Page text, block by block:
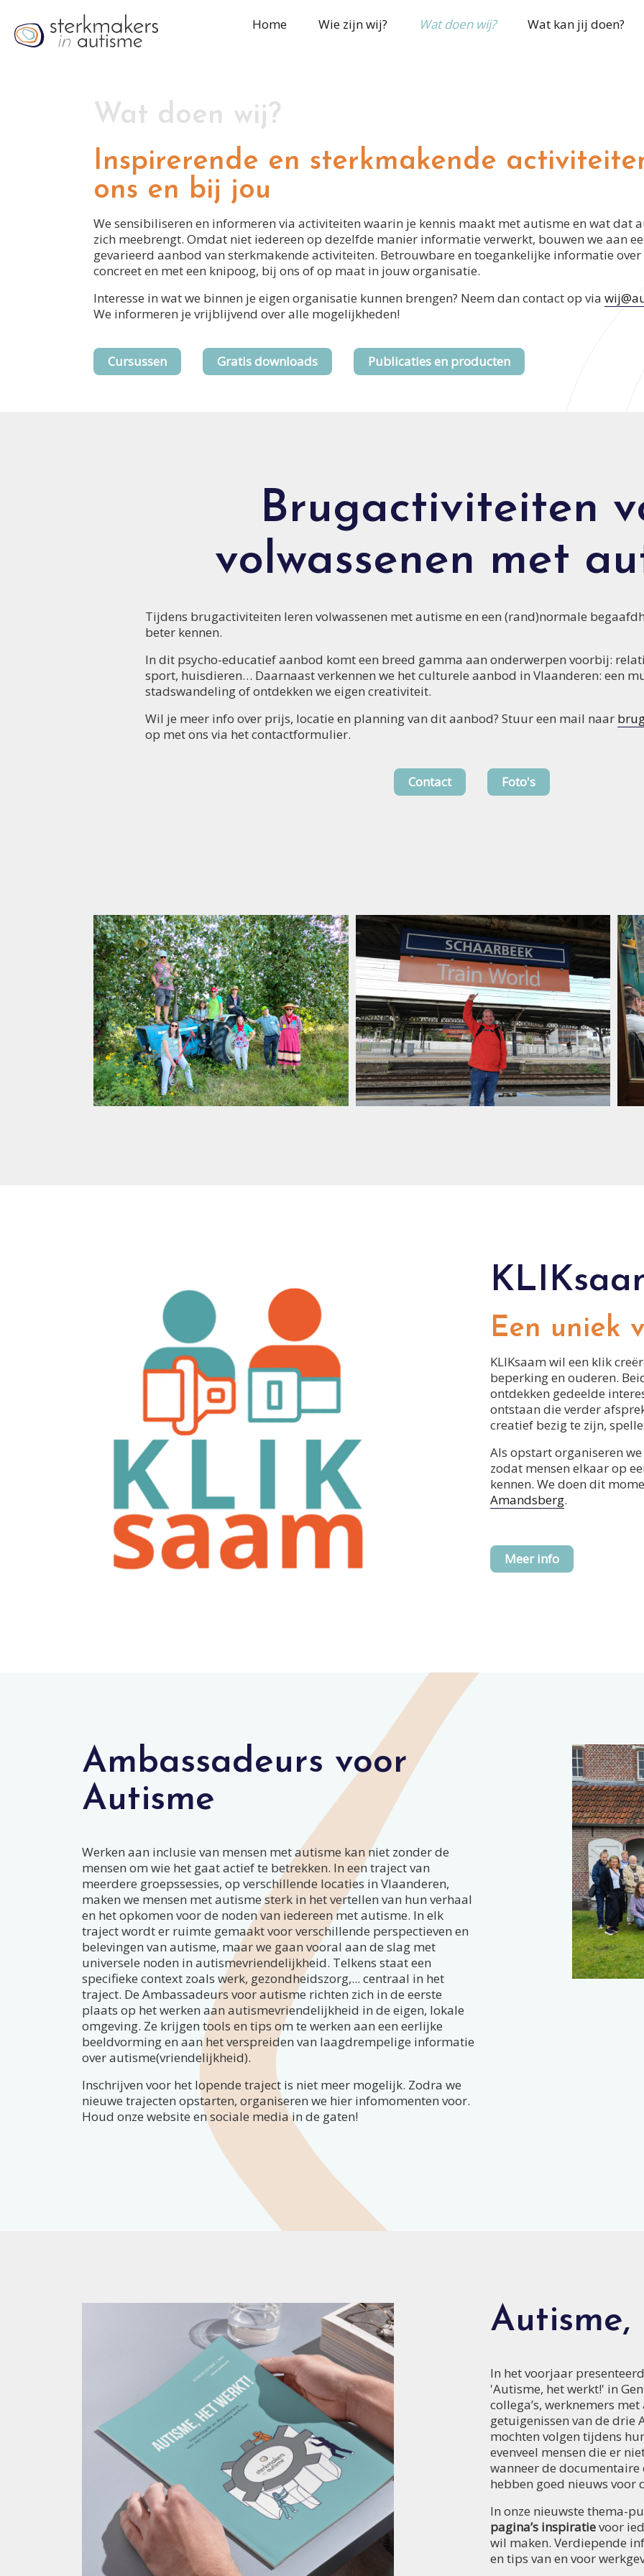
Home Wie zijn wij? Wat doen wij? Wat kan jij doen?
Wat doen wij?
Inspirerende en sterkmakende
ons en bij jou
We sensibiliseren en informeren via activiteiten waarin je kennis maakt met autisme en wat dat
zich meebrengt. Omdat niet iedereen op dezelfde manier informatie verwerkt, bouwen we aan
gevarieerd aanbod van sterkmakende activiteiten. Betrouwbare en toegankelijke informatie
concreet en met een knipoog, bij ons of op maat in jouw organisatie.
Interesse in wat we binnen je eigen organisatie kunnen brengen? Neem dan contact op via
We informeren je vrijblijvend over alle mogelijkheden!
Cursussen Gratis downloads Publicaties en producten
Brugactiviteiten
volwassenen met
Tijdens brugactiviteiten leren volwassenen met autisme en een (rand)normale
beter kennen.
In dit psycho-educatief aanbod komt een breed gamma aan onderwerpen voorbij:
sport, huisdieren… Daarnaast verkennen we het culturele aanbod in Vlaanderen: een
stadswandeling of ontdekken we eigen creativiteit.
Wil je meer info over prijs, locatie en planning van dit aanbod? Stuur een mail naar
op met ons via het contactformulier.
Contact Foto's
Een uniek
KLIKsaam wil een klik
beperking en ouderen.
ontdekken gedeelde
ontstaan die verder
creatief bezig te zijn,
Als opstart organiseren
zodat mensen elkaar op
kennen. We doen dit
Amandsberg.
Meer info
Ambassadeurs voor
Autisme
Werken aan inclusie van mensen met autisme kan niet zonder de
mensen om wie het gaat actief te betrekken. In een traject van
meerdere groepssessies, op verschillende locaties in Vlaanderen,
maken we mensen met autisme sterk in het vertellen van hun verhaal
en het opkomen voor de noden van iedereen met autisme. In elk
traject wordt er ruimte gemaakt voor verschillende perspectieven en
belevingen van autisme, maar we gaan vooral aan de slag met
universele noden in autismevriendelijkheid. Telkens staat een
specifieke context zoals werk, gezondheidszorg,... centraal in het
traject. De Ambassadeurs voor autisme richten zich in de eerste
plaats op het werken aan autismevriendelijkheid in de eigen, lokale
omgeving. Ze krijgen tools en tips om te werken aan een eerlijke
beeldvorming en aan het verspreiden van laagdrempelige informatie
over autisme(vriendelijkheid).
Inschrijven voor het lopende traject is niet meer mogelijk. Zodra we
nieuwe trajecten opstarten, organiseren we hier infomomenten voor.
Houd onze website en sociale media in de gaten!
In het voorjaar
'Autisme, het werkt!' in
collega’s, werknemers
getuigenissen van de drie
mochten volgen tijdens
evenveel mensen die er
wanneer de
hebben goed nieuws voor
In onze nieuwste thema-
pagina’s inspiratievoor
wil maken. Verdiepende
en tips van en voor